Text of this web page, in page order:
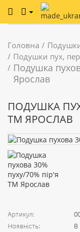
Головна
Подушки пух,
Подушка
Ярослав
ПОДУШКА
ТМ ЯРОСЛАВ
Артикул:
Наявність:
В